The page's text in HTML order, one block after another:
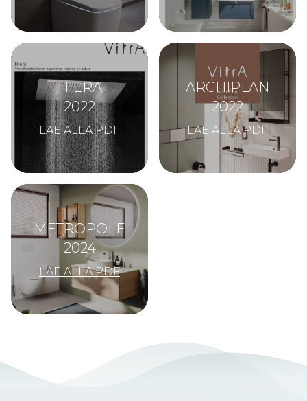
HIERA
2022
LAE ALLA PDF
ARCHIPLAN
2022
LAE ALLA PDF
METROPOLE
2024
LAE ALLA PDF